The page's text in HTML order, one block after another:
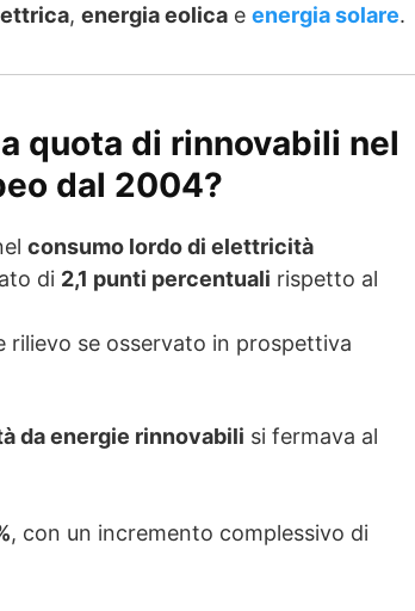
, energia eolica e energia solare.
quota di rinnovabili nel
dal 2004?
consumo lordo di elettricità
di 2,1 punti percentuali rispetto al
rilievo se osservato in prospettiva
da energie rinnovabili si fermava al
, con un incremento complessivo di